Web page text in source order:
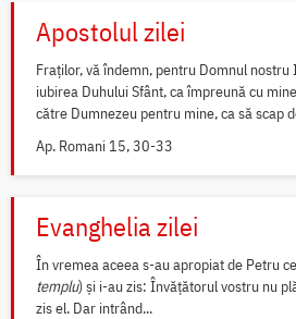
Apostolul zilei
Fraților, vă îndemn, pentru Domnul
iubirea Duhului Sfânt, ca împreună cu
către Dumnezeu pentru mine, ca să scap
Ap. Romani 15, 30-33
Evanghelia zilei
În vremea aceea s-au apropiat de Petru
templu) și i-au zis: Învățătorul vostru nu
zis el. Dar intrând...